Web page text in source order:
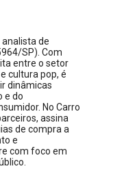
de
SP). Com
entre o setor
cultura pop, é
dinâmicas
e do
No Carro
assina
de compra a
e
com foco em